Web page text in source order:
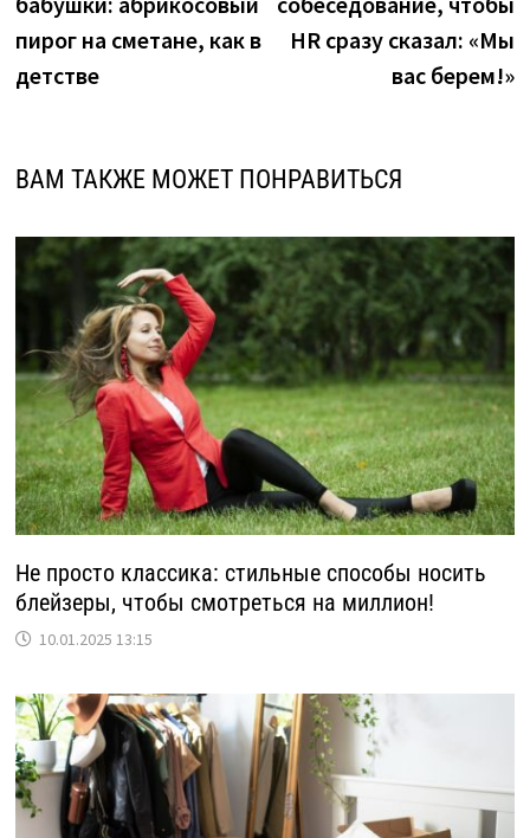
записям
пирог на сметане, как в
детстве
HR сразу сказал: «Мы
вас берем!»
ВАМ ТАКЖЕ МОЖЕТ ПОНРАВИТЬСЯ
Не просто классика: стильные способы носить
блейзеры, чтобы смотреться на миллион!
10.01.2025 13:15